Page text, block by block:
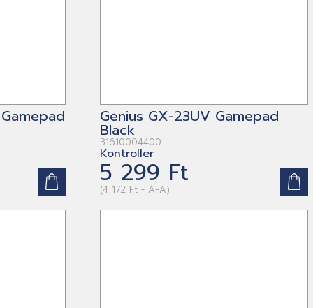
Genius GX-23UV Gamepad
Black
31610004400
Kontroller
5 299 Ft
(4 172 Ft + ÁFA)